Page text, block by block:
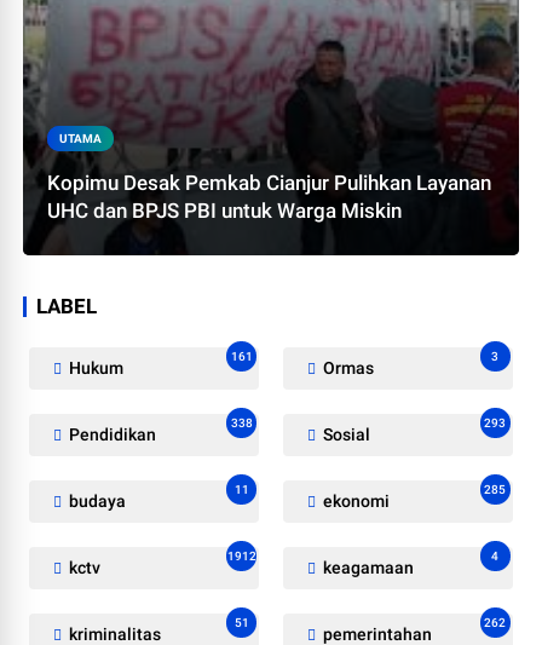
UTAMA
Kopimu Desak Pemkab Cianjur Pulihkan Layanan
UHC dan BPJS PBI untuk Warga Miskin
LABEL
Hukum
161
Ormas
3
Pendidikan
338
Sosial
293
budaya
11
ekonomi
285
kctv
1912
keagamaan
4
kriminalitas
51
pemerintahan
262